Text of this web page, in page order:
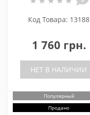
Код Товара: 13188
1 760 грн.
НЕТ В НАЛИЧИИ
Популярный
Продано